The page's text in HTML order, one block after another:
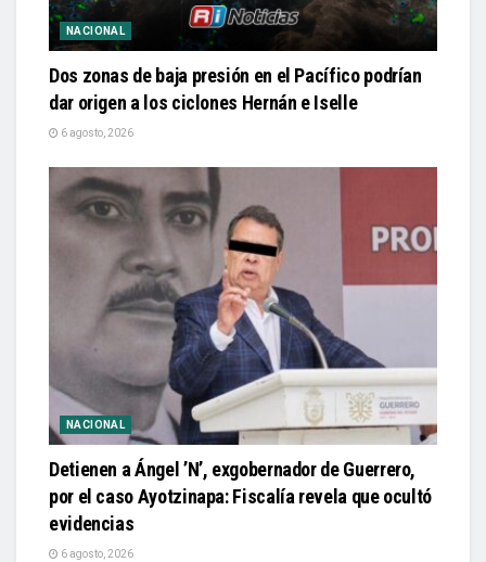
NACIONAL
Dos zonas de baja presión en el Pacífico podrían
dar origen a los ciclones Hernán e Iselle
6 agosto, 2026
NACIONAL
Detienen a Ángel ’N’, exgobernador de Guerrero,
por el caso Ayotzinapa: Fiscalía revela que ocultó
evidencias
6 agosto, 2026